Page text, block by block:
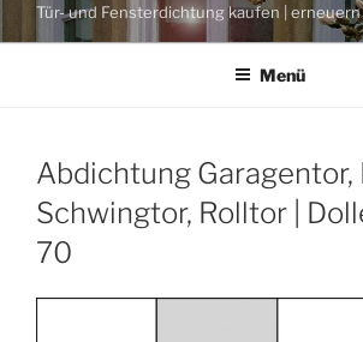
Tür- und Fensterdichtung kaufen |
Menü
Abdichtung Garagentor,
Schwingtor, Rolltor |
70